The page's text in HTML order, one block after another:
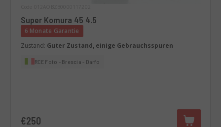
Super Komura 45 4.5
6 Monate Garantie
Zustand: Guter Zustand, einige Gebrauchsspuren
RCE Foto - Brescia - Darfo
€250